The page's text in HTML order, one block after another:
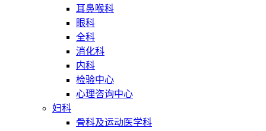
耳鼻喉科
眼科
全科
消化科
内科
检验中心
心理咨询中心
妇科
骨科及运动医学科